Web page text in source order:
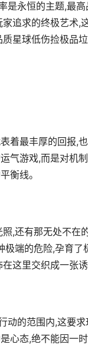
是永恒的主题,最
追求的终极艺术,
星球低伤捡极品
着最丰厚的回报,
气游戏,而是对机
衡线。
,还有那无处不在
端的危险,孕育了
这里交织成一张诱
动的范围内,这要
心态,绝不能因一